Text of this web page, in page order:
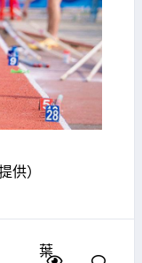
供）
葉